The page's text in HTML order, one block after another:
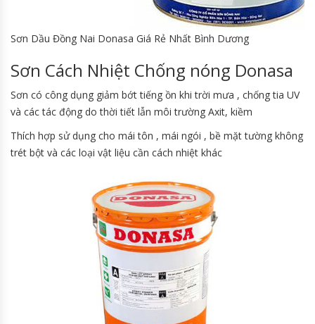
Sơn Dầu Đồng Nai Donasa Giá Rẻ Nhất Bình Dương
Sơn Cách Nhiệt Chống nóng Donasa
Sơn có công dụng giảm bớt tiếng ồn khi trời mưa , chống tia UV
và các tác động do thời tiết lẫn môi trường Axit, kiềm
Thích hợp sử dụng cho mái tôn , mái ngói , bề mặt tường không
trét bột và các loại vật liệu cần cách nhiệt khác